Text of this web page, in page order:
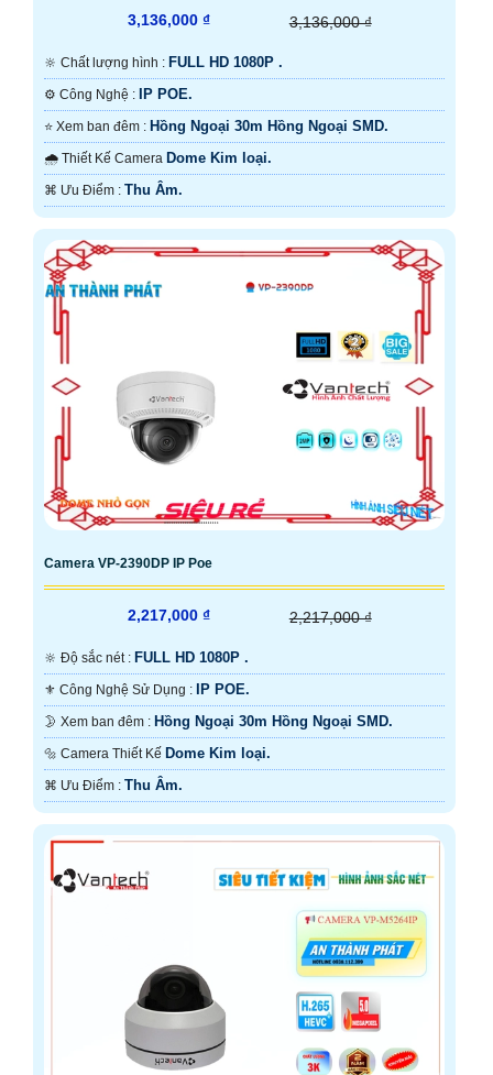
3,136,000 ₫ 3,136,000 ₫
🔆 Chất lượng hình : FULL HD 1080P .
⚙ Công Nghệ : IP POE.
⭐ Xem ban đêm : Hồng Ngoại 30m Hồng Ngoại SMD.
🌧️ Thiết Kế Camera Dome Kim loại.
️⌘ Ưu Điểm : Thu Âm.
Camera VP-2390DP IP Poe
2,217,000 ₫ 2,217,000 ₫
🔆 Độ sắc nét : FULL HD 1080P .
⚜️ Công Nghệ Sử Dụng : IP POE.
🌛 Xem ban đêm : Hồng Ngoại 30m Hồng Ngoại SMD.
🔩 Camera Thiết Kế Dome Kim loại.
️⌘ Ưu Điểm : Thu Âm.